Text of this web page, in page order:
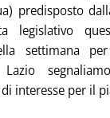
predisposto
legislativo
settimana
Lazio
interesse per il